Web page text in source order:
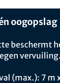
oogopslag
beschermt
vervuiling.
(max.): 7 m